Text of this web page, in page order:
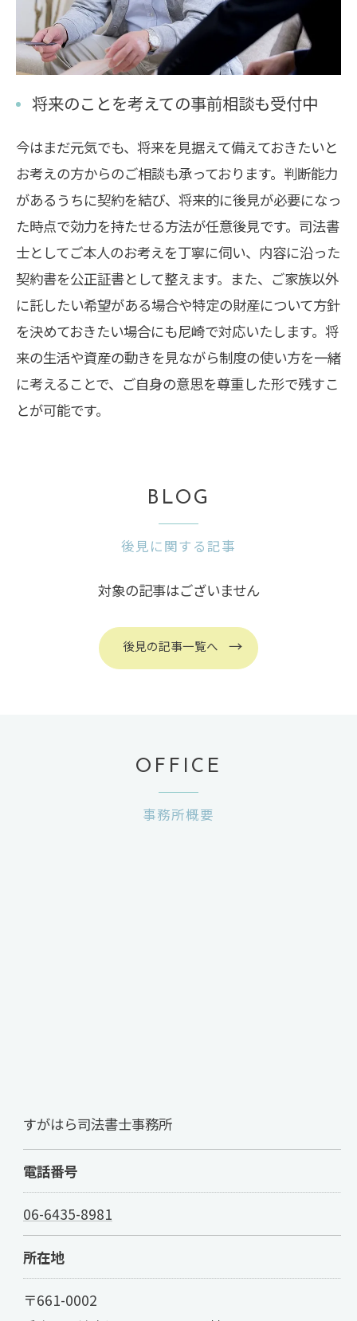
将来のことを考えての事前相談も受付中
今はまだ元気でも、将来を見据えて備えておきたいと
お考えの方からのご相談も承っております。判断能力
があるうちに契約を結び、将来的に後見が必要になっ
た時点で効力を持たせる方法が任意後見です。司法書
士としてご本人のお考えを丁寧に伺い、内容に沿った
契約書を公正証書として整えます。また、ご家族以外
に託したい希望がある場合や特定の財産について方針
を決めておきたい場合にも尼崎で対応いたします。将
来の生活や資産の動きを見ながら制度の使い方を一緒
に考えることで、ご自身の意思を尊重した形で残すこ
とが可能です。
BLOG
後見に関する記事
対象の記事はございません
後見の記事一覧へ
事務所概要
OFFICE
すがはら司法書士事務所
電話番号
06-6435-8981
所在地
〒661-0002